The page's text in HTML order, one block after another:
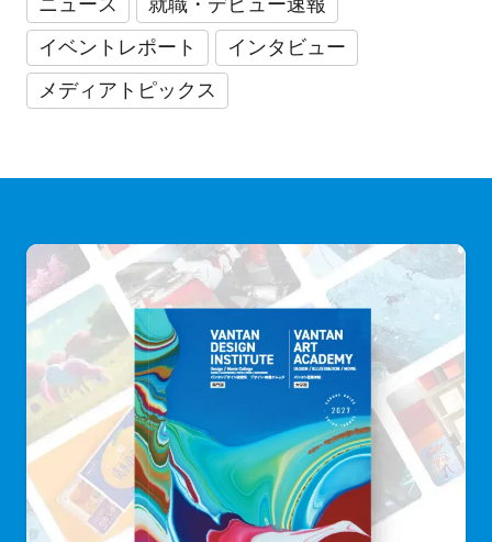
ニュース
就職・デビュー速報
イベントレポート
インタビュー
メディアトピックス